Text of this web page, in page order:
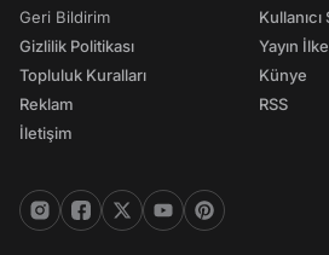
Geri Bildirim
Gizlilik Politikası
Topluluk Kuralları
Reklam
İletişim
Yayın
Künye
RSS